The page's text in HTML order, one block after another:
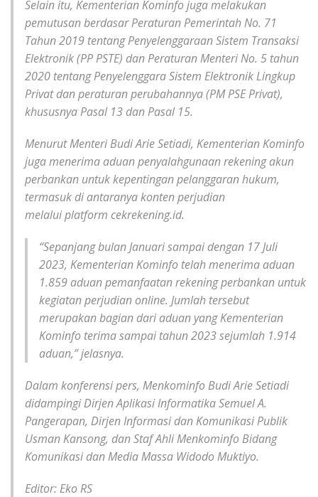
Selain itu, Kementerian Kominfo juga melakukan
pemutusan berdasar Peraturan Pemerintah No. 71
Tahun 2019 tentang Penyelenggaraan Sistem Transaksi
Elektronik (PP PSTE) dan Peraturan Menteri No. 5 tahun
2020 tentang Penyelenggara Sistem Elektronik Lingkup
Privat dan peraturan perubahannya (PM PSE Privat),
khususnya Pasal 13 dan Pasal 15.
Menurut Menteri Budi Arie Setiadi, Kementerian Kominfo
juga menerima aduan penyalahgunaan rekening akun
perbankan untuk kepentingan pelanggaran hukum,
termasuk di antaranya konten perjudian
melaluiplatform cekrekening.id.
“Sepanjang bulan Januari sampai dengan 17 Juli
2023, Kementerian Kominfo telah menerima aduan
1.859 aduan pemanfaatan rekening perbankan untuk
kegiatan perjudian online. Jumlah tersebut
merupakan bagian dari aduan yang Kementerian
Kominfo terima sampai tahun 2023 sejumlah 1.914
aduan,” jelasnya.
Dalam konferensi pers, Menkominfo Budi Arie Setiadi
didampingi Dirjen Aplikasi Informatika Semuel A.
Pangerapan, Dirjen Informasi dan Komunikasi Publik
Usman Kansong, dan Staf Ahli Menkominfo Bidang
Komunikasi dan Media Massa Widodo Muktiyo.
Editor: Eko RS